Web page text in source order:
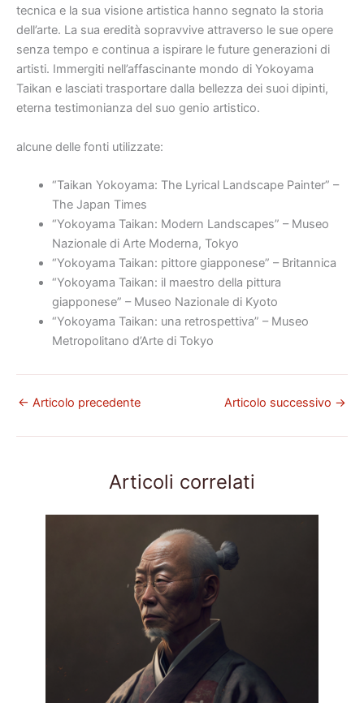
tecnica e la sua visione artistica hanno segnato la storia
dell’arte. La sua eredità sopravvive attraverso le sue opere
senza tempo e continua a ispirare le future generazioni di
artisti. Immergiti nell’affascinante mondo di Yokoyama
Taikan e lasciati trasportare dalla bellezza dei suoi dipinti,
eterna testimonianza del suo genio artistico.
alcune delle fonti utilizzate:
“Taikan Yokoyama: The Lyrical Landscape Painter” –
The Japan Times
“Yokoyama Taikan: Modern Landscapes” – Museo
Nazionale di Arte Moderna, Tokyo
“Yokoyama Taikan: pittore giapponese” – Britannica
“Yokoyama Taikan: il maestro della pittura
giapponese” – Museo Nazionale di Kyoto
“Yokoyama Taikan: una retrospettiva” – ​​Museo
Metropolitano d’Arte di Tokyo
← Articolo precedente Articolo successivo →
Articoli correlati